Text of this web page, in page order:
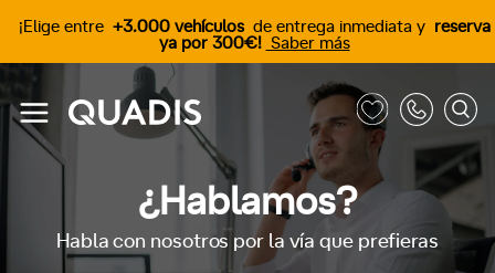
¡Elige entre +3.000 vehículos de entrega inmediata y reserva
ya por 300€! Saber más
¿Hablamos?
Habla con nosotros por la vía que prefieras